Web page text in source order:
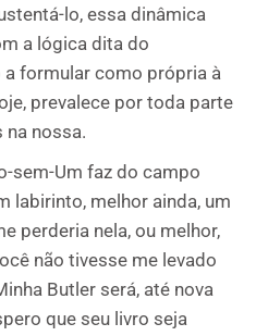
lo, essa dinâmica
a lógica dita do
a formular como própria à
prevalece por toda parte
na nossa.
sem-Um faz do campo
labirinto, melhor ainda, um
perderia nela, ou melhor,
não tivesse me levado
Butler será, até nova
que seu livro seja